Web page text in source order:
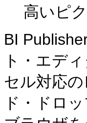
高いピ
BI
ト・エデ
セル対応
ド・ドロ